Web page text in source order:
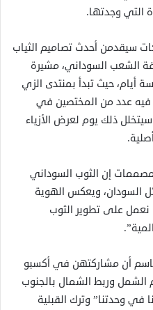
التي وجدتها.
سيقدمن أحدث تصاميم الثياب
الشعب السوداني، مشيرة
أيام، حيث تبدأ بمنتدى الزي
عدد من المختصين في
ذلك يوم لعرض الأزياء
إن الثوب السوداني
السودان، ويعكس الهوية
على تطوير الثوب
أن مشاركتهن في أكسبو
الشمل وربط الشمال بالجنوب
في وحدتنا” وترك القبلية